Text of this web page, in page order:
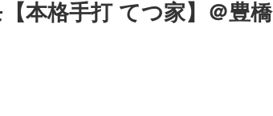
本格手打 てつ家】＠豊橋